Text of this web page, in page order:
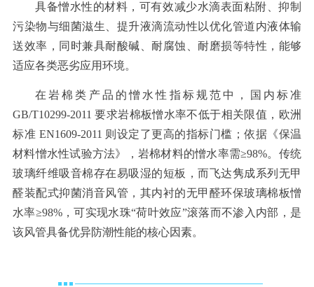
具备憎水性的材料，可有效减少水滴表面粘附、抑制
污染物与细菌滋生、提升液滴流动性以优化管道内液体输
送效率，同时兼具耐酸碱、耐腐蚀、耐磨损等特性，能够
适应各类恶劣应用环境。
在岩棉类产品的憎水性指标规范中，国内标准
GB/T10299-2011 要求岩棉板憎水率不低于相关限值，欧洲
标准 EN1609-2011 则设定了更高的指标门槛；依据《保温
材料憎水性试验方法》，岩棉材料的憎水率需≥98%。传统
玻璃纤维吸音棉存在易吸湿的短板，而飞达隽成系列无甲
醛装配式抑菌消音风管，其内衬的无甲醛环保玻璃棉板憎
水率≥98%，可实现水珠“荷叶效应”滚落而不渗入内部，是
该风管具备优异防潮性能的核心因素。